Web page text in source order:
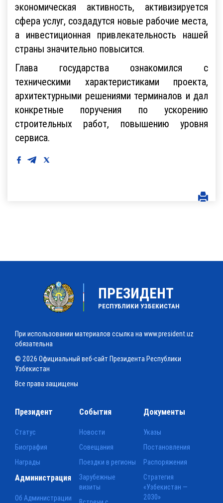
экономическая активность, активизируется
сфера услуг, создадутся новые рабочие места,
а инвестиционная привлекательность нашей
страны значительно повысится.
Глава государства ознакомился с
техническими характеристиками проекта,
архитектурными решениями терминалов и дал
конкретные поручения по ускорению
строительных работ, повышению уровня
сервиса.
ПРЕЗИДЕНТ
РЕСПУБЛИКИ УЗБЕКИСТАН
При использовании материалов ссылка на www.president.uz
обязательна
© 2026 Официальный веб-сайт Президента Республики
Узбекистан
Все права защищены
Президент
Статус
Биография
Награды
События
Новости
Совещания
Поездки в регионы
Зарубежные
визиты
Документы
Указы
Постановления
Распоряжения
Стратегия
«Узбекистан —
2030»
Администрация
Об Администрации